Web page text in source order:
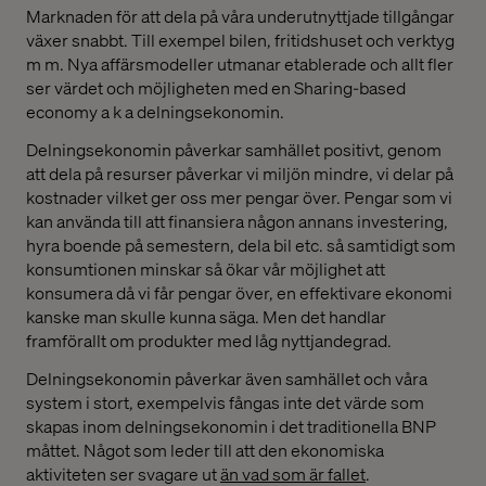
Marknaden för att dela på våra underutnyttjade tillgångar
växer snabbt. Till exempel bilen, fritidshuset och verktyg
m m. Nya affärsmodeller utmanar etablerade och allt fler
ser värdet och möjligheten med en Sharing-based
economy a k a delningsekonomin.
Delningsekonomin påverkar samhället positivt, genom
att dela på resurser påverkar vi miljön mindre, vi delar på
kostnader vilket ger oss mer pengar över. Pengar som vi
kan använda till att finansiera någon annans investering,
hyra boende på semestern, dela bil etc. så samtidigt som
konsumtionen minskar så ökar vår möjlighet att
konsumera då vi får pengar över, en effektivare ekonomi
kanske man skulle kunna säga. Men det handlar
framförallt om produkter med låg nyttjandegrad.
Delningsekonomin påverkar även samhället och våra
system i stort, exempelvis fångas inte det värde som
skapas inom delningsekonomin i det traditionella BNP
måttet. Något som leder till att den ekonomiska
aktiviteten ser svagare utän vad som är fallet.